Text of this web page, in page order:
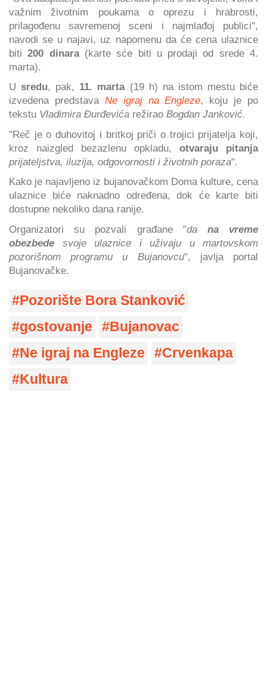
važnim životnim poukama o oprezu i hrabrosti,
prilagođenu savremenoj sceni i najmlađoj publici",
navodi se u najavi, uz napomenu da će cena ulaznice
biti 200 dinara(karte sće biti u prodaji od srede 4.
marta).
U sredu, pak, 11. marta(19 h) na istom mestu biće
izvedena predstava Ne igraj na Engleze, koju je po
tekstu Vladimira Đurđevića režirao Bogdan Janković.
"Reč je o duhovitoj i britkoj priči o trojici prijatelja koji,
kroz naizgled bezazlenu opkladu, otvaraju pitanja
prijateljstva, iluzija, odgovornosti i životnih poraza".
Kako je najavljeno iz bujanovačkom Doma kulture, cena
ulaznice biće naknadno određena, dok će karte biti
dostupne nekoliko dana ranije.
Organizatori su pozvali građane "da na vreme
obezbede svoje ulaznice i uživaju u martovskom
pozorišnom programu u Bujanovcu", javlja portal
Bujanovačke.
Pozorište Bora Stanković
gostovanje
Bujanovac
Ne igraj na Engleze
Crvenkapa
Kultura